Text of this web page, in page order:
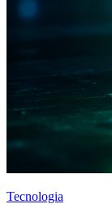
Tecnologia